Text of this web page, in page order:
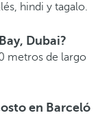
hindi y tagalo.
Dubai?
metros de largo
en Barceló